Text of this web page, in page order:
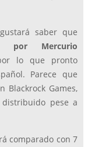
saber que
por Mercurio
lo que pronto
Parece que
Blackrock Games,
distribuido pese a
comparado con 7